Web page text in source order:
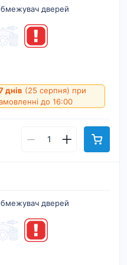
дверей
днів (25 серпня) при
до 16:00
дверей